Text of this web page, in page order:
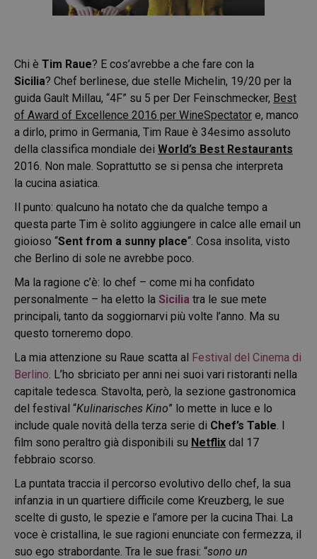
Chi è Tim Raue? E cos’avrebbe a che fare con la
Sicilia? Chef berlinese, due stelle Michelin, 19/20 per la
guida Gault Millau, “4F” su 5 per Der Feinschmecker, Best
of Award of Excellence 2016 per WineSpectator e, manco
a dirlo, primo in Germania, Tim Raue è 34esimo assoluto
della classifica mondiale dei World’s Best Restaurants
2016. Non male. Soprattutto se si pensa che interpreta
la cucina asiatica.
Il punto: qualcuno ha notato che da qualche tempo a
questa parte Tim è solito aggiungere in calce alle email un
gioioso “Sent from a sunny place“. Cosa insolita, visto
che Berlino di sole ne avrebbe poco.
Ma la ragione c’è: lo chef – come mi ha confidato
personalmente – ha eletto la Sicilia tra le sue mete
principali, tanto da soggiornarvi più volte l’anno. Ma su
questo torneremo dopo.
La mia attenzione su Raue scatta al Festival del Cinema di
Berlino. L’ho sbriciato per anni nei suoi vari ristoranti nella
capitale tedesca. Stavolta, però, la sezione gastronomica
del festival “Kulinarisches Kino” lo mette in luce e lo
include quale novità della terza serie di Chef’s Table. I
film sono peraltro già disponibili su Netflix dal 17
febbraio scorso.
La puntata traccia il percorso evolutivo dello chef, la sua
infanzia in un quartiere difficile come Kreuzberg, le sue
scelte di gusto, le spezie e l’amore per la cucina Thai. La
voce è cristallina, le sue ragioni enunciate con fermezza, il
suo ego strabordante. Tra le sue frasi: “sono un